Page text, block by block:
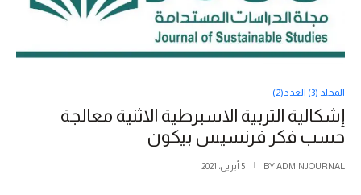
المجلد (3) العدد(2)
إشكالية التربية الاسبرطية الاثنية معالجة
حسب فكر فرنسيس بيكون
BYADMINJOURNAL 5 أبريل، 2021